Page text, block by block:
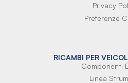
Privacy
Preferenze
RICAMBI PER
Componenti
Linea